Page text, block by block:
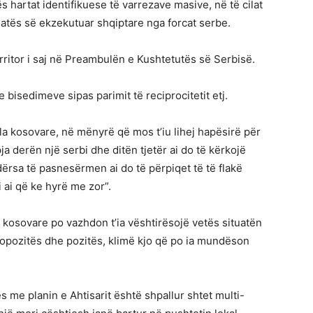
hartat identifikuese të varrezave masive, në të cilat
së ekzekutuar shqiptare nga forcat serbe.
i saj në Preambulën e Kushtetutës së Serbisë.
bisedimeve sipas parimit të reciprocitetit etj.
kosovare, në mënyrë që mos t’iu lihej hapësirë për
derën një serbi dhe ditën tjetër ai do të kërkojë
të pasnesërmen ai do të përpiqet të të flakë
që ke hyrë me zor”.
po vazhdon t’ia vështirësojë vetës situatën
dhe pozitës, klimë kjo që po ia mundëson
me planin e Ahtisarit është shpallur shtet multi-